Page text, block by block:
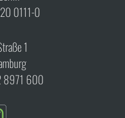
0111-0
1
8971 600